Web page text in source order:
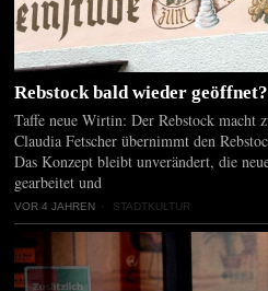
Rebstock bald wieder geöffnet?
Taffe neue Wirtin: Der Rebstock macht
Claudia Fetscher übernimmt den
Das Konzept bleibt unverändert, die
gearbeitet und
VOR 4 JAHREN STADTKULTUR